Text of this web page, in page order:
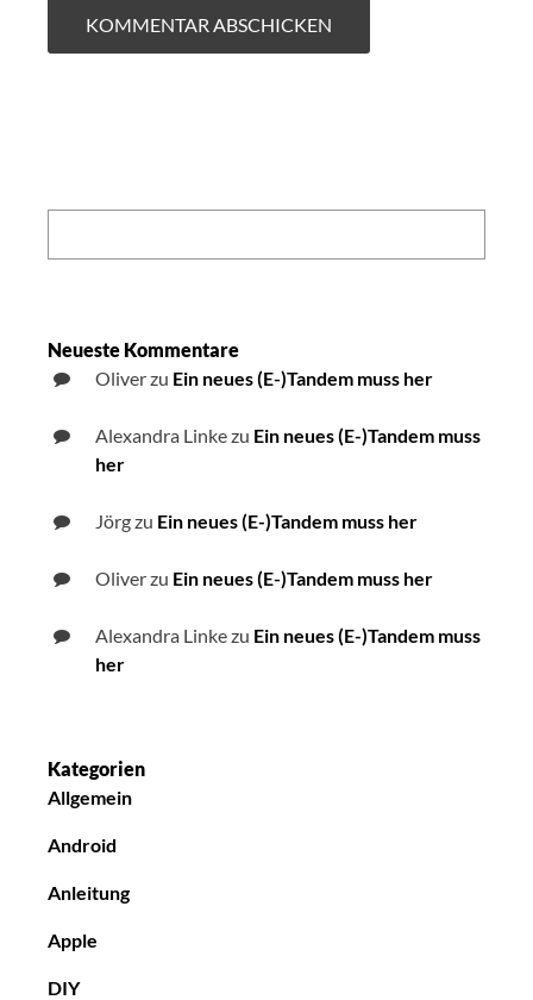
Neueste Kommentare
Oliverzu Ein neues (E-)Tandem muss her
Alexandra Linkezu Ein neues (E-)Tandem muss
her
Jörgzu Ein neues (E-)Tandem muss her
Oliverzu Ein neues (E-)Tandem muss her
Alexandra Linkezu Ein neues (E-)Tandem muss
her
Kategorien
Allgemein
Android
Anleitung
Apple
DIY